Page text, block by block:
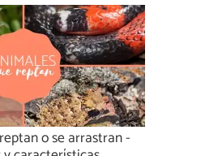
o se arrastran -